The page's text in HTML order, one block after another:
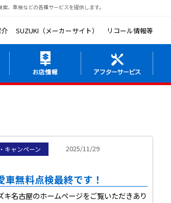
、車検などの各種サービスを提供します。
SUZUKI（メーカーサイト） リコール情報等
キャンペーン 2025/11/29
車無料点検最終です！
キ名古屋のホームページをご覧いただきあり